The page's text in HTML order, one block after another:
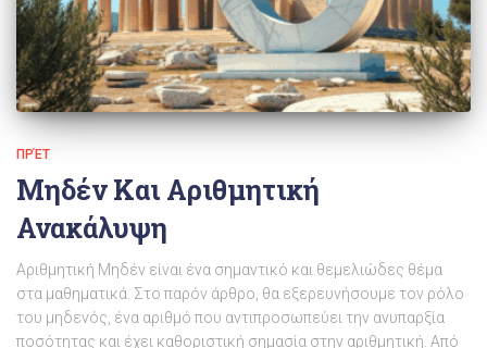
ΠΡΈΤ
Μηδέν Και Αριθμητική
Ανακάλυψη
Αριθμητική Μηδέν είναι ένα σημαντικό και θεμελιώδες θέμα
στα μαθηματικά. Στο παρόν άρθρο, θα εξερευνήσουμε τον ρόλο
του μηδενός, ένα αριθμό που αντιπροσωπεύει την ανυπαρξία
ποσότητας και έχει καθοριστική σημασία στην αριθμητική. Από